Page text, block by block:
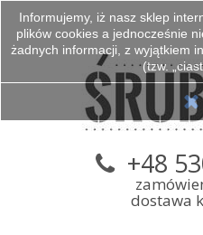
+48
dostawa
Informujemy, iż nasz sklep
plików cookies a jednocześnie
żadnych informacji, z wyjątkiem
(tzw.